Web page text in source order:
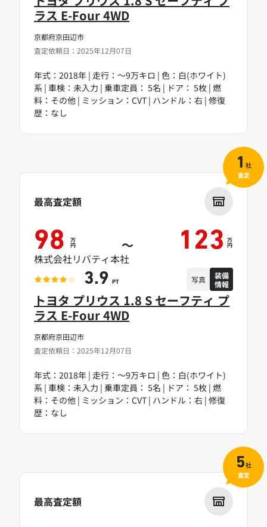
京都府京田辺市
査定依頼日：2025年12月07日
ラス E-Four 4WD
年式：2018年 | 走行：～9万キロ | 色：白(ホワイト)
系 | 車検：未入力 | 乗車定員： 5名 | ドア： 5枚 | 燃
料：その他 | ミッション：CVT | ハンドル：右 | 修復
歴：なし
京都府京田辺市
査定依頼日：2025年12月07日
トヨタ プリウス 1.8 S セーフティ プ
ラス E-Four 4WD
年式：2018年 | 走行：～9万キロ | 色：白(ホワイト)
系 | 車検：未入力 | 乗車定員： 5名 | ドア： 5枚 | 燃
料：その他 | ミッション：CVT | ハンドル：右 | 修復
歴：なし
最高査定額
98 万
円 ～ 123 万
円
株式会社リバティ本社
3.9 PT 写真
装備
情報
1 社
査定
最高査定額
5社
査定